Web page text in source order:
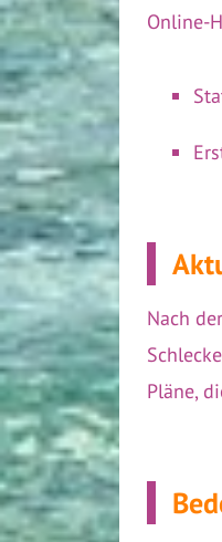
Online-
Nach
Pläne,